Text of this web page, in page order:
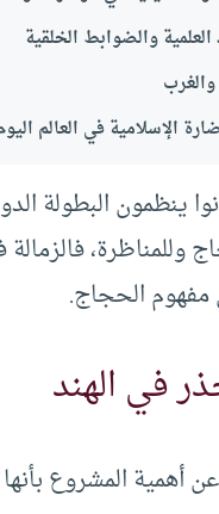
والضوابط الخلقية
الإسلامية في العالم
ينظمون البطولة
مفهوم الحجاج.
في الهند
أهمية المشروع